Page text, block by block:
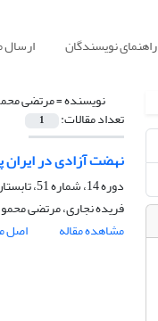
راهنمای نویسندگان ارسال
نویسنده =مرتضی
تعداد مقالات: 1
نهضت آزادی در ایران
دوره 14، شماره 51، تابستان 1399، صفحه
فریده نجاری، مرتضی
مشاهده مقاله
اصل